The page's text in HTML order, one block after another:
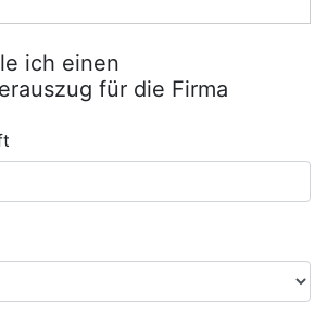
ich einen
für die Firma